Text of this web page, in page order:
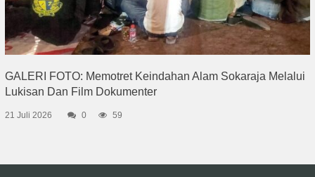
GALERI FOTO: Memotret Keindahan Alam Sokaraja Melalui
Lukisan Dan Film Dokumenter
21 Juli 2026 0 59